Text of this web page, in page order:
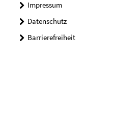
Impressum
Datenschutz
Barrierefreiheit